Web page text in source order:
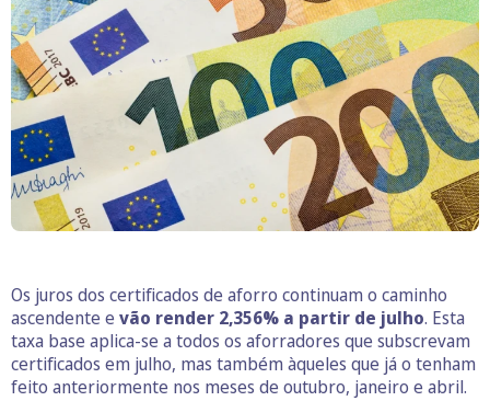
Os juros dos certificados de aforro continuam o caminho
ascendente e vão render 2,356% a partir de julho. Esta
taxa base aplica-se a todos os aforradores que subscrevam
certificados em julho, mas também àqueles que já o tenham
feito anteriormente nos meses de outubro, janeiro e abril.